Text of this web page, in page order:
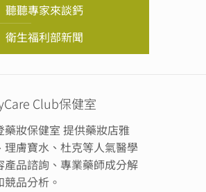
聽聽專家來談鈣
衛生福利部新聞
Club保健室
藥妝保健室 提供藥妝店雅
理膚寶水、杜克等人氣醫學
產品諮詢、專業藥師成分解
競品分析。